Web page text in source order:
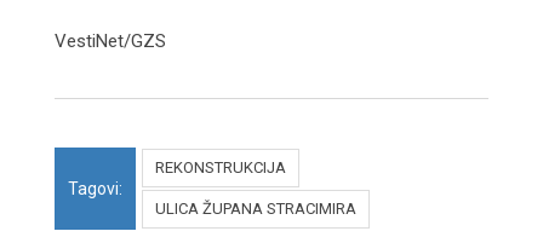
VestiNet/GZS
Tagovi:
REKONSTRUKCIJA
ULICA ŽUPANA STRACIMIRA